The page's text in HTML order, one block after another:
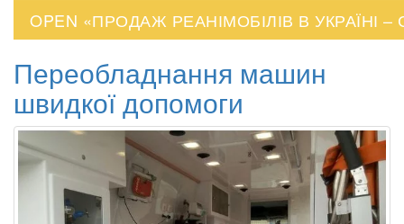
OPEN «ПРОДАЖ РЕАНІМОБІЛІВ В УКРАЇНІ
Переобладнання машин
швидкої допомоги